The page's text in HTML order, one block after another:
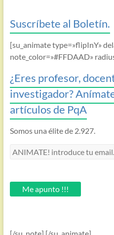
Suscríbete al Boletín.
[su_animate type=»flipInY»
note_color=»#FFDAAD»
¿Eres profesor,
investigador?
artículos de PqA
Somos una élite de 2.927.
ANIMATE!
email.Me apunto !!!
[/su_note] [/su_animate]